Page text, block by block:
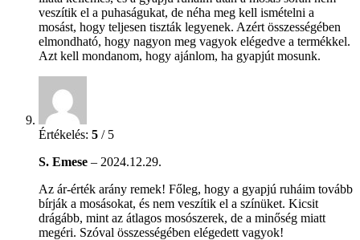
veszítik el a puhaságukat, de néha meg kell ismételni a
mosást, hogy teljesen tiszták legyenek. Azért összességében
elmondható, hogy nagyon meg vagyok elégedve a termékkel.
Azt kell mondanom, hogy ajánlom, ha gyapjút mosunk.
Értékelés: 5 / 5
S. Emese – 2024.12.29.
Az ár-érték arány remek! Főleg, hogy a gyapjú ruháim tovább
bírják a mosásokat, és nem veszítik el a színüket. Kicsit
drágább, mint az átlagos mosószerek, de a minőség miatt
megéri. Szóval összességében elégedett vagyok!